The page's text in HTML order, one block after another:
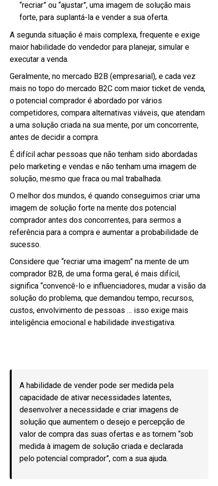
“recriar” ou “ajustar”, uma imagem de solução mais
forte, para suplantá-la e vender a sua oferta.
A segunda situação é mais complexa, frequente e exige
maior habilidade do vendedor para planejar, simular e
executar a venda.
Geralmente, no mercado B2B (empresarial), e cada vez
mais no topo do mercado B2C com maior ticket de venda,
o potencial comprador é abordado por vários
competidores, compara alternativas viáveis, que atendam
a uma solução criada na sua mente, por um concorrente,
antes de decidir a compra.
É difícil achar pessoas que não tenham sido abordadas
pelo marketing e vendas e não tenham uma imagem de
solução, mesmo que fraca ou mal trabalhada.
O melhor dos mundos, é quando conseguimos criar uma
imagem de solução forte na mente dos potencial
comprador antes dos concorrentes, para sermos a
referência para a compra e aumentar a probabilidade de
sucesso.
Considere que “recriar uma imagem” na mente de um
comprador B2B, de uma forma geral, é mais difícil,
significa “convencê-lo e influenciadores, mudar a visão da
solução do problema, que demandou tempo, recursos,
custos, envolvimento de pessoas … isso exige mais
inteligência emocional e habilidade investigativa.
A habilidade de vender pode ser medida pela
capacidade de ativar necessidades latentes,
desenvolver a necessidade e criar imagens de
solução que aumentem o desejo e percepção de
valor de compra das suas ofertas e as tornem “sob
medida à imagem de solução criada e declarada
pelo potencial comprador”, com a sua ajuda.